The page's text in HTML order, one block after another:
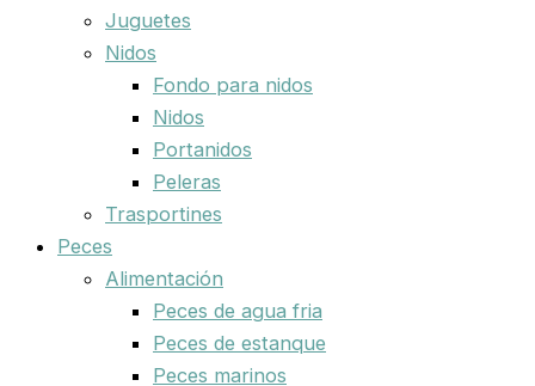
Juguetes
Nidos
Fondo para nidos
Nidos
Portanidos
Peleras
Trasportines
Peces
Alimentación
Peces de agua fria
Peces de estanque
Peces marinos